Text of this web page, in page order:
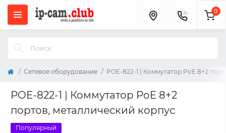
0
Сетевое оборудование POE-822-1 | Коммутатор PoE 8+2
POE-822-1 | Коммутатор PoE 8+2
портов, металлический корпус
Популярный